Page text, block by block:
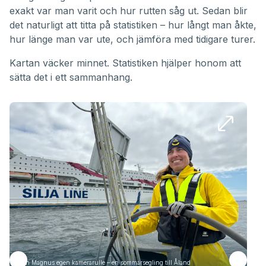
exakt var man varit och hur rutten såg ut. Sedan blir
det naturligt att titta på statistiken – hur långt man åkte,
hur länge man var ute, och jämföra med tidigare turer.
Kartan väcker minnet. Statistiken hjälper honom att
sätta det i ett sammanhang.
Från Magnus egen kamerarulle – en sommarsegling till Åland